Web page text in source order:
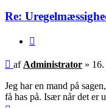
Re:
Indlæg
af Administrator »
Jeg har en mand på
få has på. Især når det er